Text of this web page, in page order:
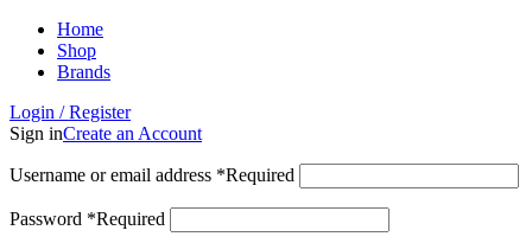
Home
Shop
Brands
Login / Register
Sign inCreate an Account
Username or email address *Required
Password *Required